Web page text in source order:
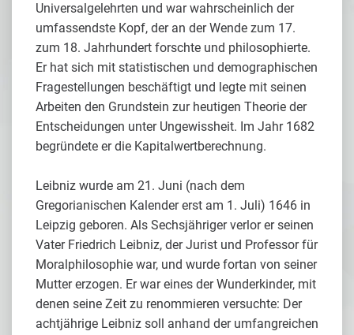
Universalgelehrten und war wahrscheinlich der
umfassendste Kopf, der an der Wende zum 17.
zum 18. Jahrhundert forschte und philosophierte.
Er hat sich mit statistischen und demographischen
Fragestellungen beschäftigt und legte mit seinen
Arbeiten den Grundstein zur heutigen Theorie der
Entscheidungen unter Ungewissheit. Im Jahr 1682
begründete er die Kapitalwertberechnung.
Leibniz wurde am 21. Juni (nach dem
Gregorianischen Kalender erst am 1. Juli) 1646 in
Leipzig geboren. Als Sechsjähriger verlor er seinen
Vater Friedrich Leibniz, der Jurist und Professor für
Moralphilosophie war, und wurde fortan von seiner
Mutter erzogen. Er war eines der Wunderkinder, mit
denen seine Zeit zu renommieren versuchte: Der
achtjährige Leibniz soll anhand der umfangreichen